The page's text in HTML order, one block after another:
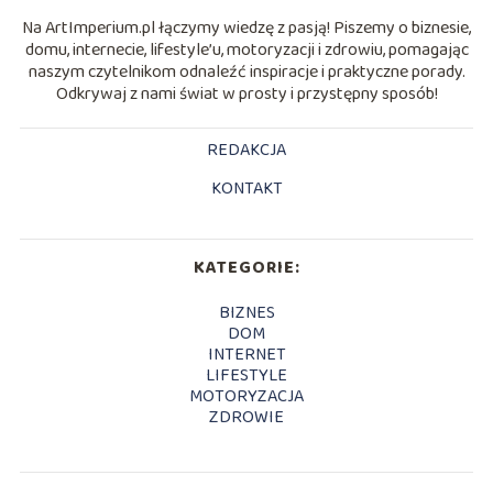
Na ArtImperium.pl łączymy wiedzę z pasją! Piszemy o biznesie,
domu, internecie, lifestyle’u, motoryzacji i zdrowiu, pomagając
naszym czytelnikom odnaleźć inspiracje i praktyczne porady.
Odkrywaj z nami świat w prosty i przystępny sposób!
REDAKCJA
KONTAKT
KATEGORIE:
BIZNES
DOM
INTERNET
LIFESTYLE
MOTORYZACJA
ZDROWIE